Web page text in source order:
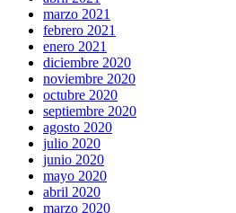
marzo 2021
febrero 2021
enero 2021
diciembre 2020
noviembre 2020
octubre 2020
septiembre 2020
agosto 2020
julio 2020
junio 2020
mayo 2020
abril 2020
marzo 2020